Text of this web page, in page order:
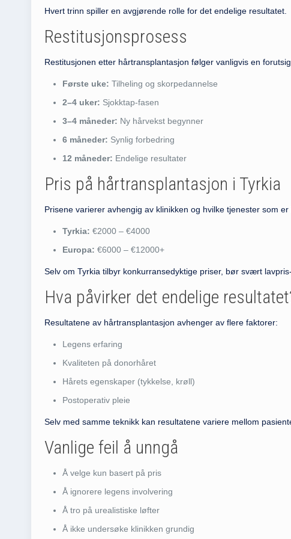
Hvert trinn spiller en avgjørende rolle for det endelige resultatet.
Restitusjonsprosess
Restitusjonen etter hårtransplantasjon følger vanligvis en
Første uke: Tilheling og skorpedannelse
2–4 uker: Sjokktap-fasen
3–4 måneder: Ny hårvekst begynner
6 måneder: Synlig forbedring
12 måneder: Endelige resultater
Pris på hårtransplantasjon i Tyrkia
Prisene varierer avhengig av klinikken og hvilke tjenester som er
Tyrkia: €2000 – €4000
Europa: €6000 – €12000+
Selv om Tyrkia tilbyr konkurransedyktige priser, bør svært
Hva påvirker det endelige
Resultatene av hårtransplantasjon avhenger av flere faktorer:
Legens erfaring
Kvaliteten på donorhåret
Hårets egenskaper (tykkelse, krøll)
Postoperativ pleie
Selv med samme teknikk kan resultatene variere mellom
Vanlige feil å unngå
Å velge kun basert på pris
Å ignorere legens involvering
Å tro på urealistiske løfter
Å ikke undersøke klinikken grundig